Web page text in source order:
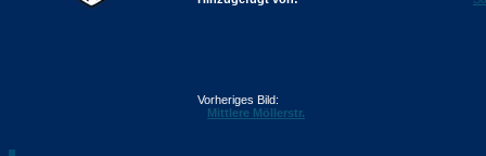
Vorheriges Bild:
Mittlere Möllerstr.